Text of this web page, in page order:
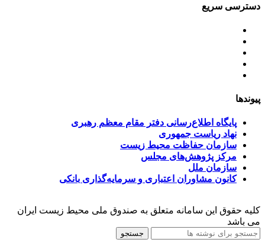
دسترسی سریع
پیوندها
پایگاه اطلاع‌رسانی دفتر مقام معظم رهبری
نهاد ریاست جمهوری
سازمان حفاظت محیط زیست
مرکز پژوهش‌های مجلس
سازمان ملل
کانون مشاوران اعتباری و سرمایه‌گذاری بانکی
کلیه حقوق این سامانه متعلق به صندوق ملی محیط زیست ایران
می باشد
جستجو